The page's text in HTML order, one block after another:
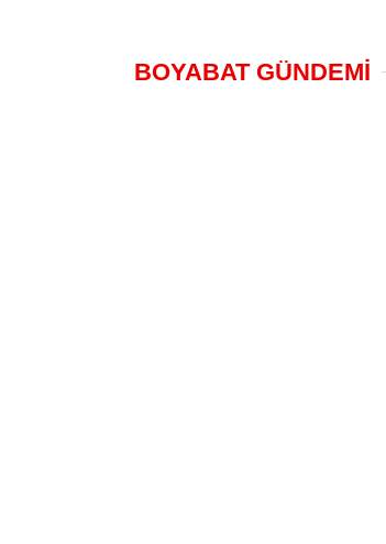
BOYABAT GÜNDEMİ